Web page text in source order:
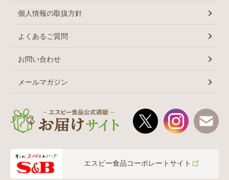
個人情報の取扱方針
よくあるご質問
お問い合わせ
メールマガジン
エスビー食品コーポレートサイト